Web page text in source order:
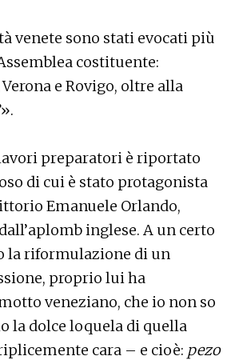
venete sono stati evocati più
costituente:
e Rovigo, oltre alla
preparatori è riportato
di cui è stato protagonista
Emanuele Orlando,
inglese. A un certo
la riformulazione di un
proprio lui ha
veneziano, che io non so
la dolce loquela di quella
cara – e cioè: pezo